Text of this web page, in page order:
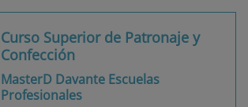
Curso Superior de Patronaje y
Confección
MasterD Davante Escuelas
Profesionales